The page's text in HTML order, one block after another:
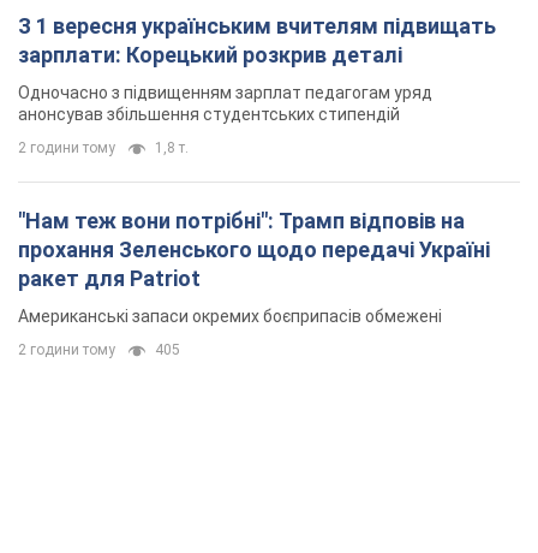
З 1 вересня українським вчителям підвищать
зарплати: Корецький розкрив деталі
Одночасно з підвищенням зарплат педагогам уряд
анонсував збільшення студентських стипендій
2 години тому 1,8 т.
"Нам теж вони потрібні": Трамп відповів на
прохання Зеленського щодо передачі Україні
ракет для Patriot
Американські запаси окремих боєприпасів обмежені
2 години тому 405